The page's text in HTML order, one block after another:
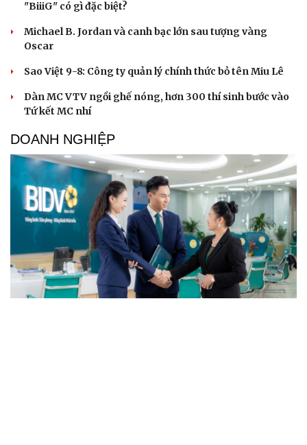
"BiiiG" có gì đặc biệt?
Michael B. Jordan và canh bạc lớn sau tượng vàng
Oscar
Sao Việt 9-8: Công ty quản lý chính thức bỏ tên Miu Lê
Dàn MC VTV ngồi ghế nóng, hơn 300 thí sinh bước vào
Tứ kết MC nhí
DOANH NGHIỆP